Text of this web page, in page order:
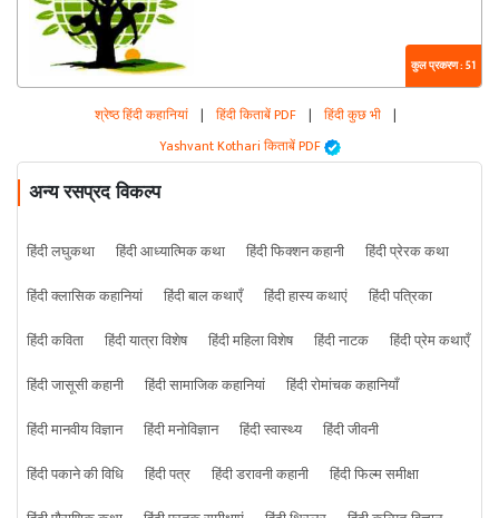
कुल प्रकरण : 51
श्रेष्ठ हिंदी कहानियां | हिंदी किताबें PDF | हिंदी कुछ भी |
Yashvant Kothari किताबें PDF
अन्य रसप्रद विकल्प
हिंदी लघुकथा हिंदी आध्यात्मिक कथा हिंदी फिक्शन कहानी
हिंदी प्रेरक कथा
हिंदी क्लासिक कहानियां
हिंदी बाल कथाएँ हिंदी हास्य कथाएं
हिंदी पत्रिका
हिंदी कविता
हिंदी यात्रा विशेष हिंदी महिला विशेष हिंदी नाटक
हिंदी प्रेम कथाएँ
हिंदी जासूसी कहानी
हिंदी सामाजिक कहानियां
हिंदी रोमांचक कहानियाँ
हिंदी मानवीय विज्ञान
हिंदी मनोविज्ञान हिंदी स्वास्थ्य
हिंदी जीवनी
हिंदी पकाने की विधि
हिंदी पत्र हिंदी डरावनी कहानी
हिंदी फिल्म समीक्षा